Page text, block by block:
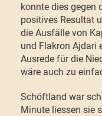
konnte dies gegen
positives Resultat
die Ausfälle von
und Flakron Ajdari
Ausrede für die
wäre auch zu
Schöftland war
Minute liessen sie